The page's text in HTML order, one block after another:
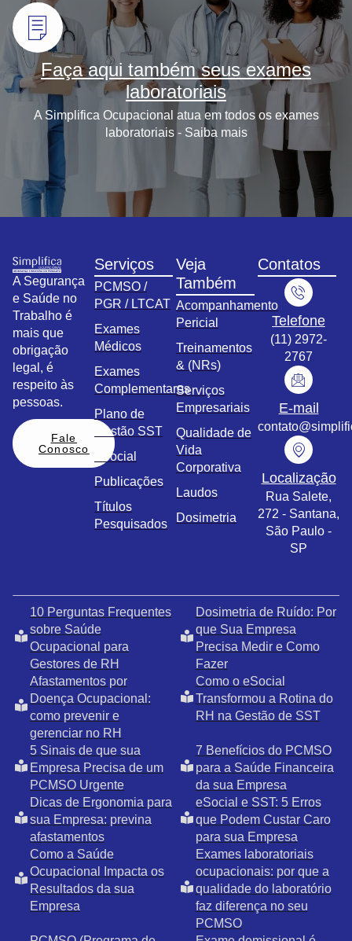
Faça aqui também seus exames
laboratoriais
A Simplifica Ocupacional atua em todos os exames
laboratoriais - Saiba mais
A Segurança
e Saúde no
Trabalho é
mais que
obrigação
legal, é
respeito às
pessoas.
Fale
Conosco
Serviços
PCMSO /
PGR / LTCAT
Exames
Médicos
Exames
Complementares
Plano de
Gestão SST
eSocial
Publicações
Títulos
Pesquisados
Veja
Também
Acompanhamento
Pericial
Treinamentos
& (NRs)
Serviços
Empresariais
Qualidade de
Vida
Corporativa
Laudos
Dosimetria
Contatos
Telefone
(11) 2972-
2767
E-mail
Localização
Rua Salete,
272 - Santana,
São Paulo -
SP
10 Perguntas Frequentes
sobre Saúde
Ocupacional para
Gestores de RH
Dosimetria de Ruído: Por
que Sua Empresa
Precisa Medir e Como
Fazer
Afastamentos por
Doença Ocupacional:
como prevenir e
gerenciar no RH
Como o eSocial
Transformou a Rotina do
RH na Gestão de SST
5 Sinais de que sua
Empresa Precisa de um
PCMSO Urgente
7 Benefícios do PCMSO
para a Saúde Financeira
da sua Empresa
Dicas de Ergonomia para
sua Empresa: previna
afastamentos
eSocial e SST: 5 Erros
que Podem Custar Caro
para sua Empresa
Como a Saúde
Ocupacional Impacta os
Resultados da sua
Empresa
Exames laboratoriais
ocupacionais: por que a
qualidade do laboratório
faz diferença no seu
PCMSO